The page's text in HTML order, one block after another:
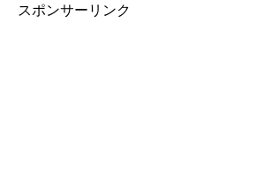
スポンサーリンク